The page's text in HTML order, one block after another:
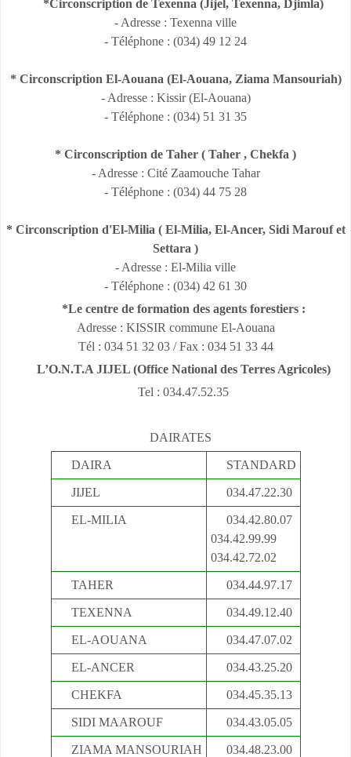
*Circonscription de Texenna (Jijel, Texenna, Djimla)
- Adresse : Texenna ville
- Téléphone : (034) 49 12 24
* Circonscription El-Aouana (El-Aouana, Ziama Mansouriah)
- Adresse : Kissir (El-Aouana)
- Téléphone : (034) 51 31 35
* Circonscription de Taher ( Taher , Chekfa )
- Adresse : Cité Zaamouche Tahar
- Téléphone : (034) 44 75 28
* Circonscription d'El-Milia ( El-Milia, El-Ancer, Sidi Marouf et
Settara )
- Adresse : El-Milia ville
- Téléphone : (034) 42 61 30
*Le centre de formation des agents forestiers :
Adresse : KISSIR commune El-Aouana
Tél : 034 51 32 03 / Fax : 034 51 33 44
L’O.N.T.A JIJEL (Office National des Terres Agricoles)
Tel : 034.47.52.35
DAIRATES
DAIRA STANDARD
JIJEL 034.47.22.30
EL-MILIA
034.42.80.07
034.42.99.99
034.42.72.02
TAHER 034.44.97.17
TEXENNA 034.49.12.40
EL-AOUANA 034.47.07.02
EL-ANCER 034.43.25.20
CHEKFA 034.45.35.13
SIDI MAAROUF 034.43.05.05
ZIAMA MANSOURIAH 034.48.23.00